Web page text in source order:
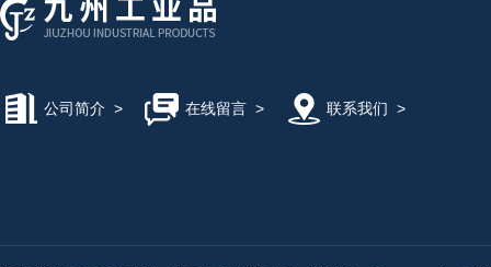
公司简介 > 在线留言> 联系我们 >